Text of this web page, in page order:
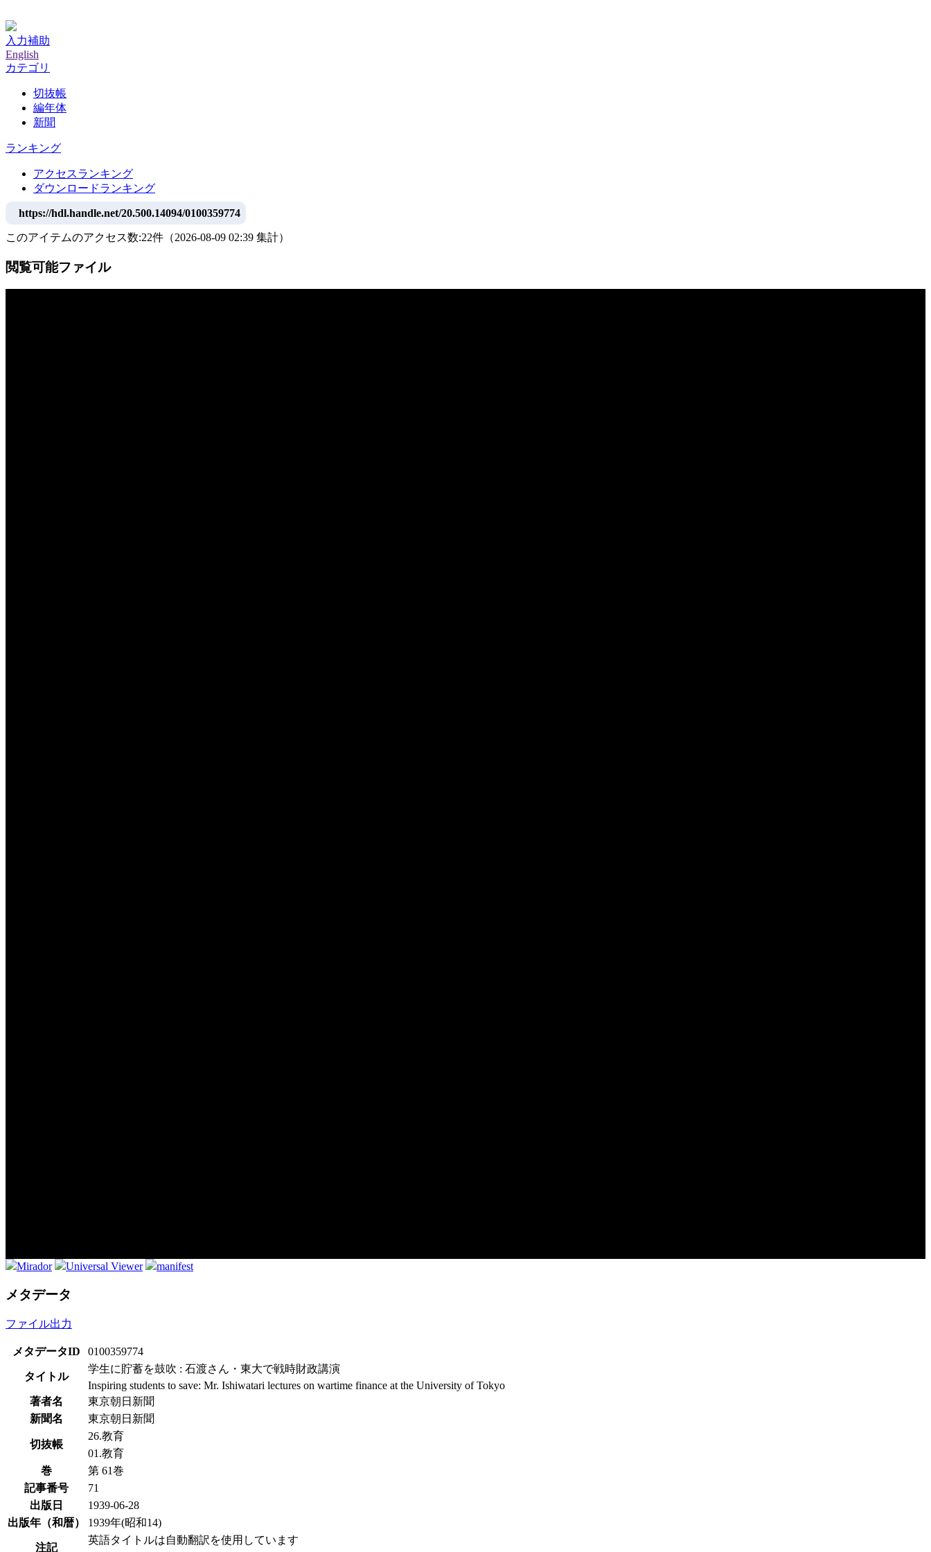
入力補助
English
カテゴリ
切抜帳
編年体
新聞
ランキング
アクセスランキング
ダウンロードランキング
https://hdl.handle.net/20.500.14094/0100359774
このアイテムのアクセス数:22件 （2026-08-09 02:39 集計）
閲覧可能ファイル
Mirador Universal Viewer manifest
メタデータ
ファイル出力
メタデータID 0100359774
タイトル
学生に貯蓄を鼓吹 : 石渡さん・東大で戦時財政講演
Inspiring students to save: Mr. Ishiwatari lectures on wartime finance at the University of Tokyo
著者名
東京朝日新聞
新聞名
東京朝日新聞
切抜帳
26.教育
01.教育
巻
第 61巻
記事番号
71
出版日
1939-06-28
出版年（和暦）
1939年(昭和14)
注記
英語タイトルは自動翻訳を使用しています